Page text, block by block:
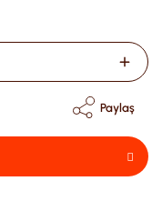
Paylaş